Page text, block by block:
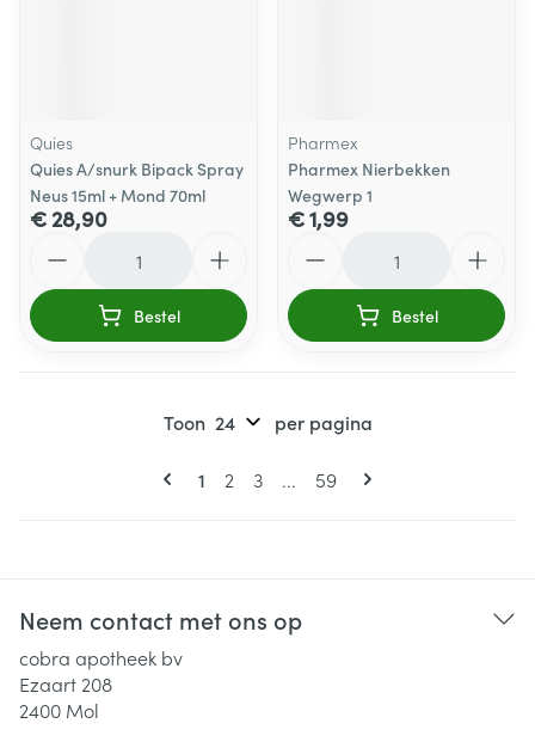
Quies
Quies A/snurk Bipack Spray
Neus 15ml + Mond 70ml
€ 28,90
Bestel
Pharmex
Pharmex Nierbekken
Wegwerp 1
€ 1,99
Bestel
Pagina's
U lees momenteel pagina
1 Pagina
2 Pagina
3 ... Pagina
59
Toon per pagina
Neem contact met ons op
cobra apotheek bv
Ezaart 208
2400 Mol